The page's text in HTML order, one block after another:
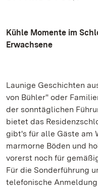
Kühle Momente im
Erwachsene
Launige Geschichten
von Bühler" oder
der sonntäglichen
bietet das
gibt's für alle Gäste am
marmorne Böden und
vorerst noch für
Für die Sonderführung
telefonische Anmeldung